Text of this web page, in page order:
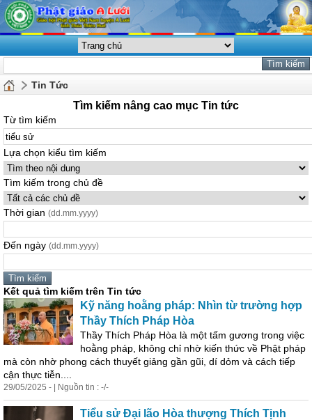
Tin Tức
Tìm kiếm nâng cao mục Tin tức
Từ tìm kiếm
Lựa chọn kiểu tìm kiếm
Tìm kiếm trong chủ đề
Thời gian (dd.mm.yyyy)
Đến ngày (dd.mm.yyyy)
Kết quả tìm kiếm trên Tin tức
Kỹ năng hoằng pháp: Nhìn từ trường hợp
Thầy Thích Pháp Hòa
Thầy Thích Pháp Hòa là một tấm gương trong việc
hoằng pháp, không chỉ nhờ kiến thức về Phật pháp
mà còn nhờ phong cách thuyết giảng gần gũi, dí dỏm và cách tiếp
cận thực tiễn....
29/05/2025 - | Nguồn tin : -/-
Tiểu sử Đại lão Hòa thượng Thích Tịnh